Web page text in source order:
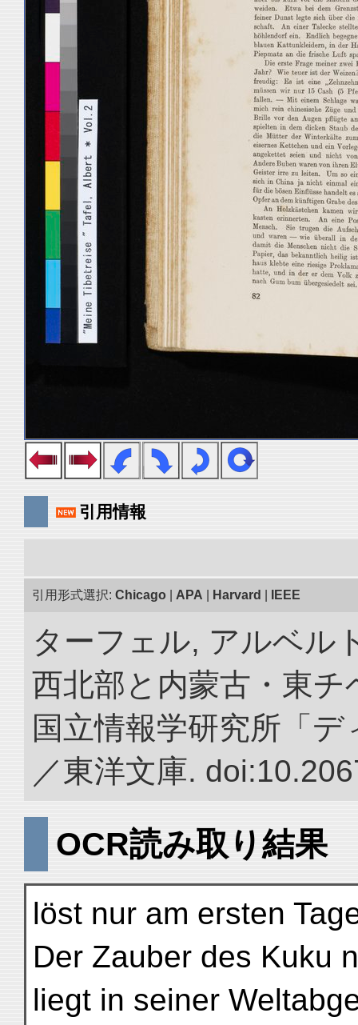
引用情報
引用形式選択: Chicago APA Harvard IEEE
ターフェル, アルベル
西北部と内蒙古・東チ
国立情報学研究所「
／東洋文庫.
OCR読み取り結果
löst nur am ersten
Der Zauber des Kuku
liegt in seiner